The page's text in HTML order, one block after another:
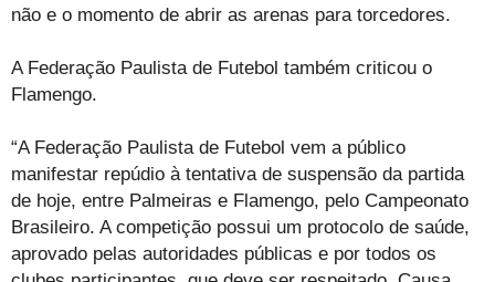
não e o momento de abrir as arenas para torcedores.
A Federação Paulista de Futebol também criticou o
Flamengo.
“A Federação Paulista de Futebol vem a público
manifestar repúdio à tentativa de suspensão da partida
de hoje, entre Palmeiras e Flamengo, pelo Campeonato
Brasileiro. A competição possui um protocolo de saúde,
aprovado pelas autoridades públicas e por todos os